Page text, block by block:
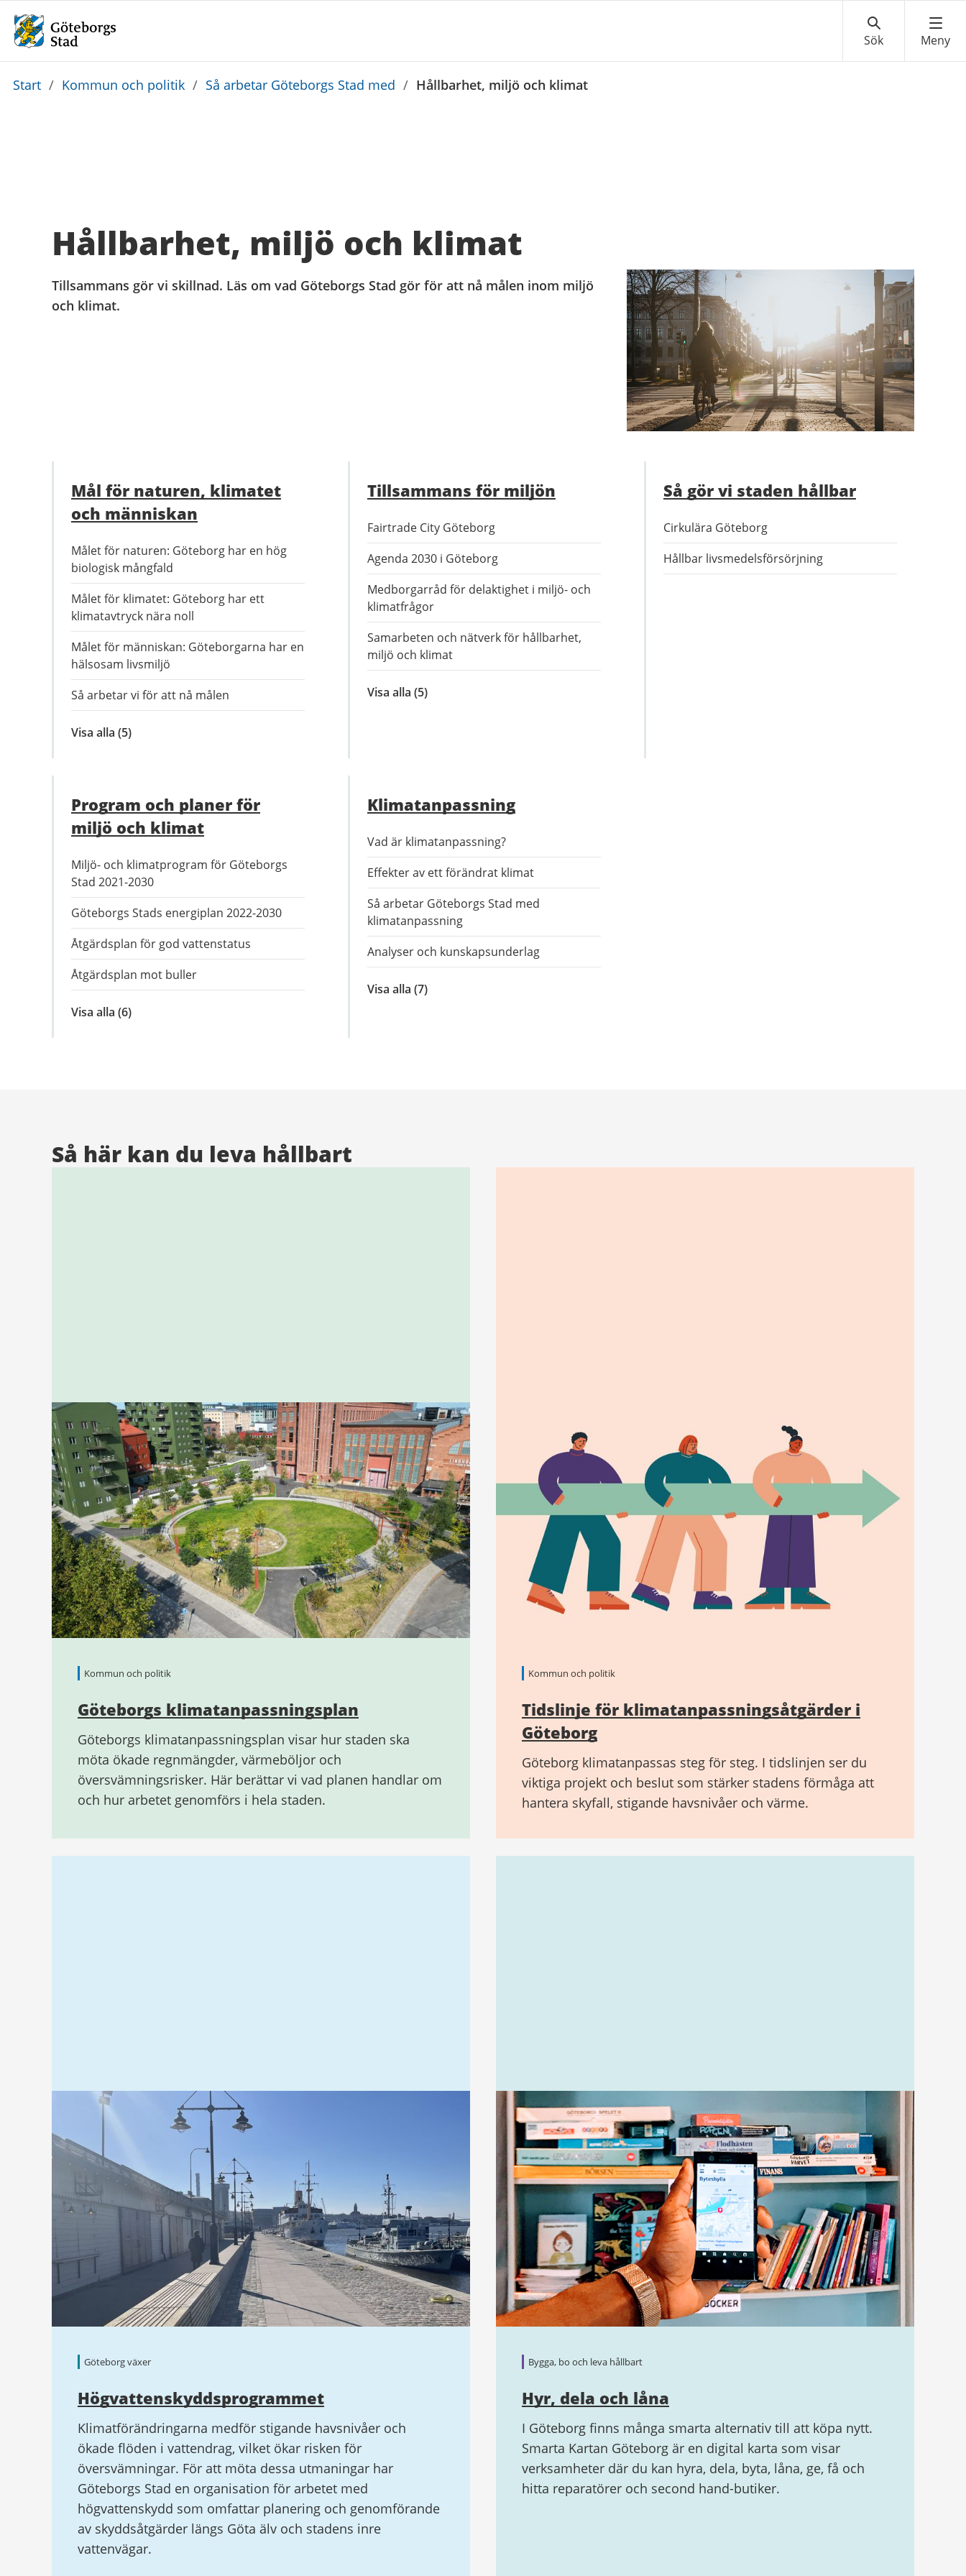
Du
Start / Kommun och politik / Så arbetar Göteborgs Stad med / Hållbarhet, miljö och klimat
Hållbarhet, miljö och klimat
Tillsammans gör vi skillnad. Läs om vad Göteborgs Stad gör för att nå målen inom miljö
och klimat.
Mål för naturen, klimatet
och människan
Målet för naturen: Göteborg har en hög
biologisk mångfald
Målet för klimatet: Göteborg har ett
klimatavtryck nära noll
Målet för människan: Göteborgarna har en
hälsosam livsmiljö
Så arbetar vi för att nå målen
Visa alla inom
klimatet
och
människan
(5)
Tillsammans för miljön
Fairtrade City Göteborg
Agenda 2030 i Göteborg
Medborgarråd för delaktighet i miljö- och
klimatfrågor
Samarbeten och nätverk för hållbarhet,
miljö och klimat
Visa alla inom
(5)
Så gör vi staden hållbar
Cirkulära Göteborg
Hållbar livsmedelsförsörjning
Program och planer för
miljö och klimat
Miljö- och klimatprogram för Göteborgs
Stad 2021-2030
Göteborgs Stads energiplan 2022-2030
Åtgärdsplan för god vattenstatus
Åtgärdsplan mot buller
Visa alla inom
(6)
Klimatanpassning
Vad är klimatanpassning?
Effekter av ett förändrat klimat
Så arbetar Göteborgs Stad med
klimatanpassning
Analyser och kunskapsunderlag
Visa alla inom
(7)
Så här kan du leva hållbart
Kommun och politik
Göteborgs klimatanpassningsplan
Göteborgs klimatanpassningsplan visar hur staden ska
möta ökade regnmängder, värmeböljor och
översvämningsrisker. Här berättar vi vad planen handlar om
och hur arbetet genomförs i hela staden.
Kommun och politik
Tidslinje för klimatanpassningsåtgärder i
Göteborg
Göteborg klimatanpassas steg för steg. I tidslinjen ser du
viktiga projekt och beslut som stärker stadens förmåga att
hantera skyfall, stigande havsnivåer och värme.
Göteborg växer
Högvattenskyddsprogrammet
Klimatförändringarna medför stigande havsnivåer och
ökade flöden i vattendrag, vilket ökar risken för
översvämningar. För att möta dessa utmaningar har
Göteborgs Stad en organisation för arbetet med
högvattenskydd som omfattar planering och genomförande
av skyddsåtgärder längs Göta älv och stadens inre
vattenvägar.
Bygga, bo och leva hållbart
Hyr, dela och låna
I Göteborg finns många smarta alternativ till att köpa nytt.
Smarta Kartan Göteborg är en digital karta som visar
verksamheter där du kan hyra, dela, byta, låna, ge, få och
hitta reparatörer och second hand-butiker.